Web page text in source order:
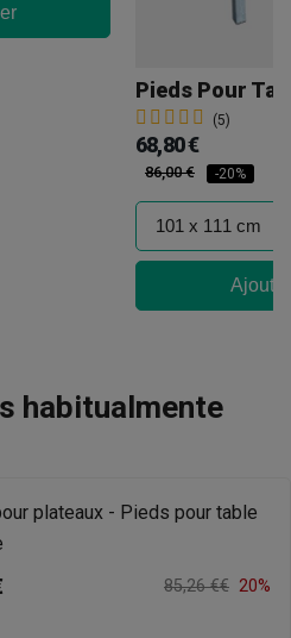
(5)
68,80 €
86,00 € -20%
habitualmente
plateaux - Pieds pour table
85,26 €€ 20%